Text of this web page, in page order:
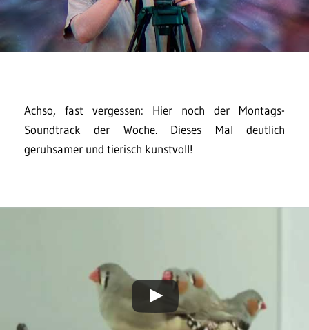
Achso, fast vergessen: Hier noch der Montags-
Soundtrack der Woche. Dieses Mal deutlich
geruhsamer und tierisch kunstvoll!